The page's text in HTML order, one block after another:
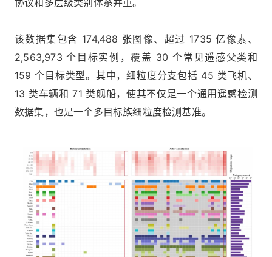
该数据集包含 174,488 张图像、超过 1735 亿像素、
2,563,973 个目标实例，覆盖 30 个常见遥感父类和
159 个目标类型。其中，细粒度分支包括 45 类飞机、
13 类车辆和 71 类舰船，使其不仅是一个通用遥感检测
数据集，也是一个多目标族细粒度检测基准。